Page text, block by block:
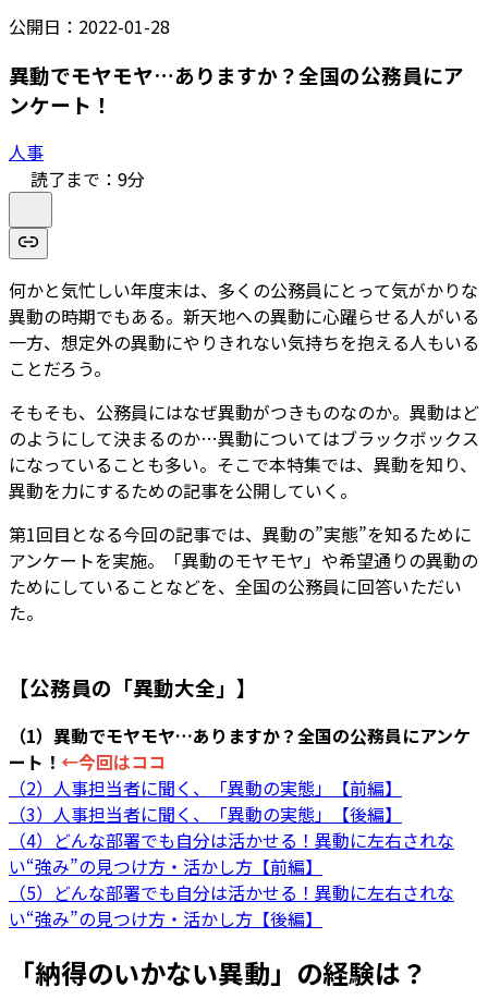
公開日： 2022-01-28
異動でモヤモヤ…ありますか？全国の公務員にア
ンケート！
人事
読了まで： 9分
何かと気忙しい年度末は、多くの公務員にとって気がかりな
異動の時期でもある。新天地への異動に心躍らせる人がいる
一方、想定外の異動にやりきれない気持ちを抱える人もいる
ことだろう。
そもそも、公務員にはなぜ異動がつきものなのか。異動はど
のようにして決まるのか…異動についてはブラックボックス
になっていることも多い。そこで本特集では、異動を知り、
異動を力にするための記事を公開していく。
第1回目となる今回の記事では、異動の”実態”を知るために
アンケートを実施。「異動のモヤモヤ」や希望通りの異動の
ためにしていることなどを、全国の公務員に回答いただい
た。
【公務員の「異動大全」】
（1）異動でモヤモヤ…ありますか？全国の公務員にアンケ
ート！ ←今回はココ
（2）人事担当者に聞く、「異動の実態」【前編】
（3）人事担当者に聞く、「異動の実態」【後編】
（4）どんな部署でも自分は活かせる！異動に左右されな
い“強み”の見つけ方・活かし方【前編】
（5）どんな部署でも自分は活かせる！異動に左右されな
い“強み”の見つけ方・活かし方【後編】
「納得のいかない異動」の経験は？